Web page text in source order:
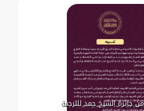
جائزة الشيخ حمد للترجمة